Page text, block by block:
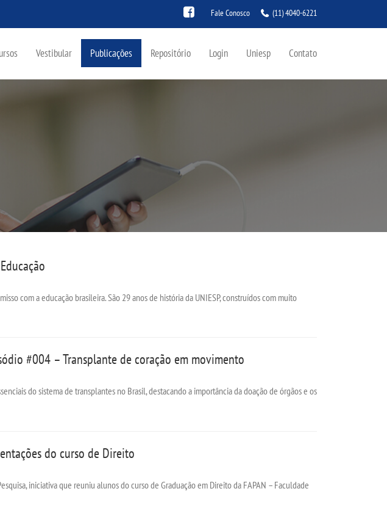
Fale Conosco (11) 4040-6221
Vestibular Publicações Repositório Login Uniesp Contato
com a educação brasileira. São 29 anos de história da UNIESP, construídos com muito
#004 – Transplante de coração em movimento
do sistema de transplantes no Brasil, destacando a importância da doação de órgãos e os
do curso de Direito
iniciativa que reuniu alunos do curso de Graduação em Direito da FAPAN – Faculdade